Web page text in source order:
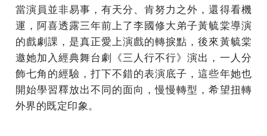
當演員並非易事，有天分、肯努力之外，還得看機
運，阿喜透露三年前上了李國修大弟子黃毓棠導演
的戲劇課，是真正愛上演戲的轉捩點，後來黃毓棠
邀她加入經典舞台劇《三人行不行》演出，一人分
飾七角的經驗，打下不錯的表演底子，這些年她也
開始學習釋放出不同的面向，慢慢轉型，希望扭轉
外界的既定印象。